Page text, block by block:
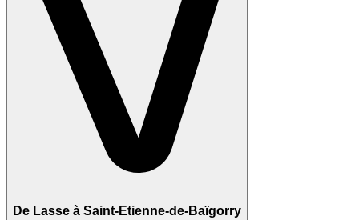
De Lasse à Saint-Etienne-de-Baïgorry